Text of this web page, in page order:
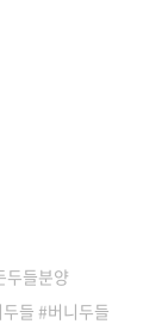
들분양
들 #버니두들